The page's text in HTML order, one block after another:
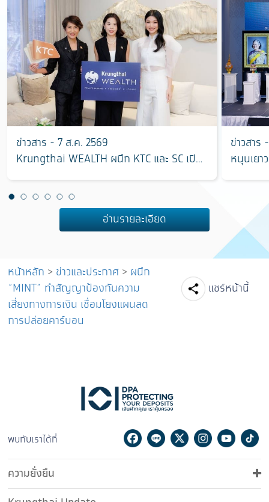
ข่าวสาร - 7 ส.ค. 2569
Krungthai WEALTH ผนึก KTC และ SC เปิด
การบริหารความมั่งคั่งครบวงจร
ข่าวสาร
หนุนเยา
อ่านรายละเอียด
หน้าหลัก > ข่าวและประกาศ > ผนึก
“MINT” ทำสัญญาป้องกันความ
เสี่ยงทางการเงิน เชื่อมโยงแผนลด
การปล่อยคาร์บอน
แชร์หน้านี้
Facebook
Line
พบกับเราได้ที่ Facebook
LineTwitterInstagram
ความยั่งยืน